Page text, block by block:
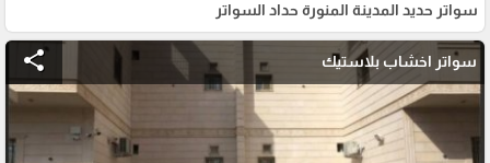
سواتر حديد المدينة المنورة حداد السواتر
share سواتر اخشاب بلاستيك